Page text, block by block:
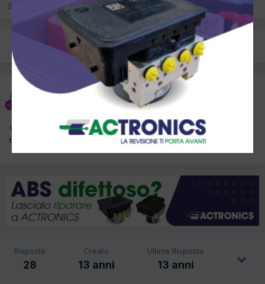
20 Settembre 2012in Attrezzatura Officina
PREC Pagina 1 di 2
skyfox
20 Settembre 2012
Volevo sapere se qualcuno usa mac o linux in officina e se si
trova bene...
Risposte
28
Creato
13 anni
Ultima Risposta
13 anni